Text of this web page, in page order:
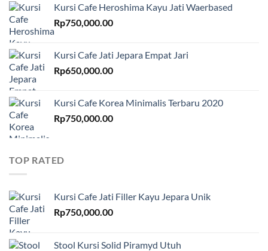
Kursi Cafe Heroshima Kayu Jati Waerbased
Rp750,000.00
Kursi Cafe Jati Jepara Empat Jari
Rp650,000.00
Kursi Cafe Korea Minimalis Terbaru 2020
Rp750,000.00
TOP RATED
Kursi Cafe Jati Filler Kayu Jepara Unik
Rp750,000.00
Stool Kursi Solid Piramyd Utuh